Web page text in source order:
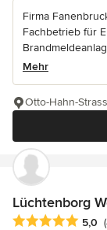
Firma
Fachbetrieb für
Mehr
Otto-Hahn-
Lüchtenborg
5,0